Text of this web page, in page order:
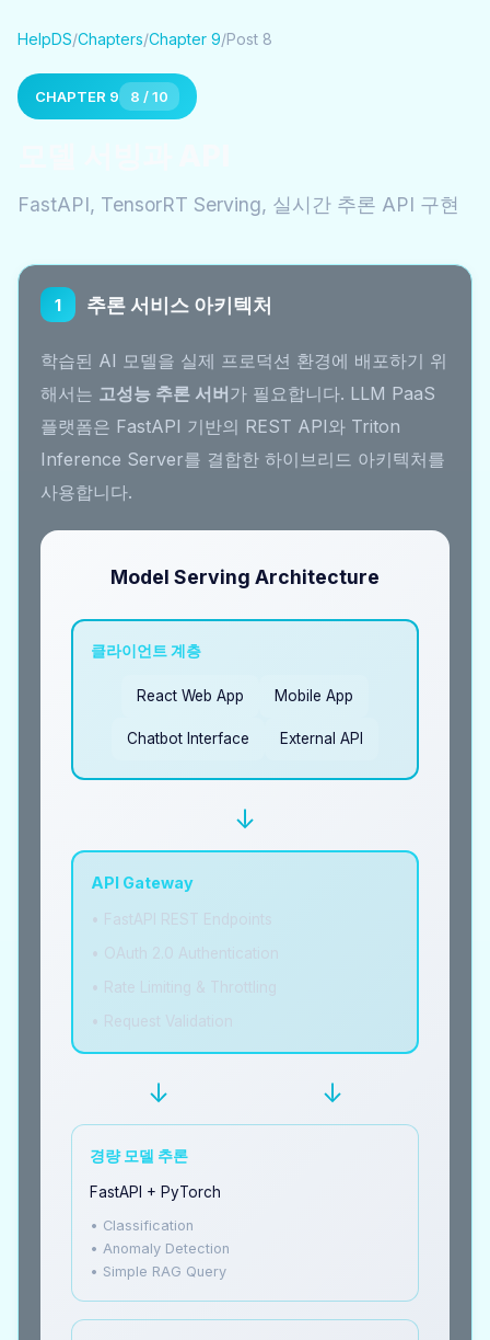
HelpDS/Chapters/Chapter 9/Post 8
CHAPTER 9 8 / 10
FastAPI, TensorRT Serving, 실시간 추론 API 구현
1 추론 서비스 아키텍처
학습된 AI 모델을 실제 프로덕션 환경에 배포하기 위
해서는 고성능 추론 서버가 필요합니다. LLM PaaS
플랫폼은 FastAPI 기반의 REST API와 Triton
Inference Server를 결합한 하이브리드 아키텍처를
사용합니다.
Model Serving Architecture
클라이언트 계층
React Web App Mobile App
Chatbot Interface External API
↓
API Gateway
↓ ↓
경량 모델 추론
FastAPI + PyTorch
• Classification
• Anomaly Detection
• Simple RAG Query